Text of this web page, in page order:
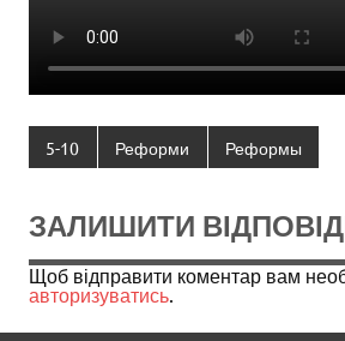
5-10 Реформи Реформы
ЗАЛИШИТИ
Щоб відправити коментар вам
авторизуватись